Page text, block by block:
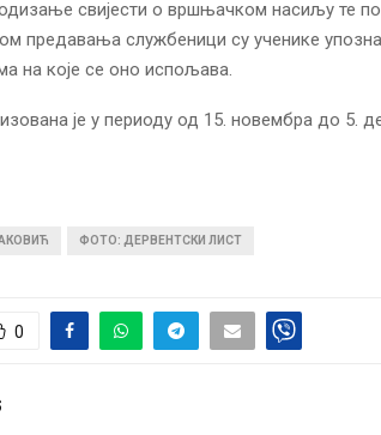
свијести о вршњачком насиљу те
предавања службеници су ученике
на које се оно испољава.
је у периоду од 15. новембра до 5.
ФОТО: ДЕРВЕНТСКИ ЛИСТ
0